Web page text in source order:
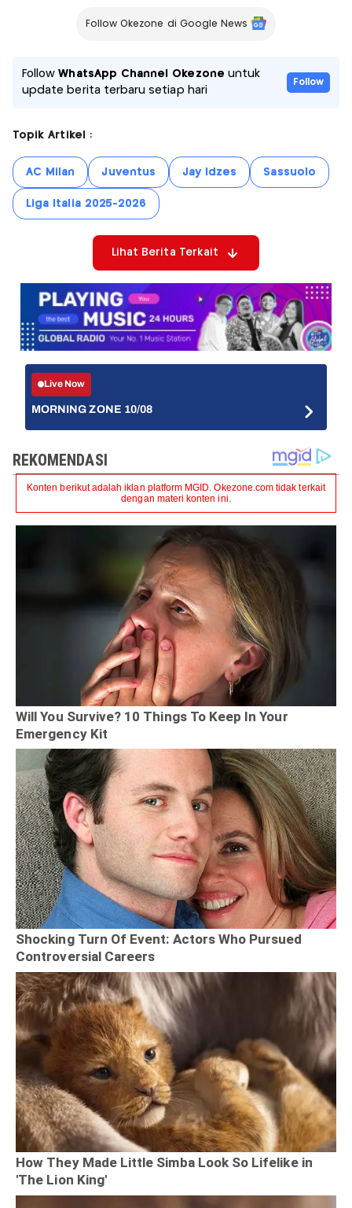
Follow Okezone di Google News
FollowWhatsApp Channel Okezone untuk
update berita terbaru setiap hari
Follow
Topik Artikel :
AC Milan Juventus Jay Idzes Sassuolo
Liga Italia 2025-2026
Lihat Berita Terkait
Live Now
MORNING ZONE 10/08